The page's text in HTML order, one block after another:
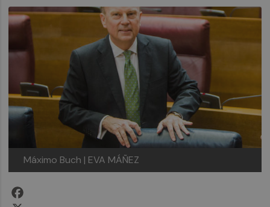
Máximo Buch | EVA MÁÑEZ